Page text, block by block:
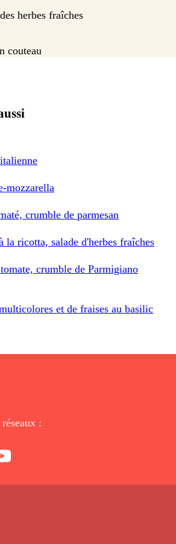
herbes fraîches
couteau
mozzarella
crumble de parmesan
la ricotta, salade d'herbes fraîches
crumble de Parmigiano
et de fraises au basilic
: